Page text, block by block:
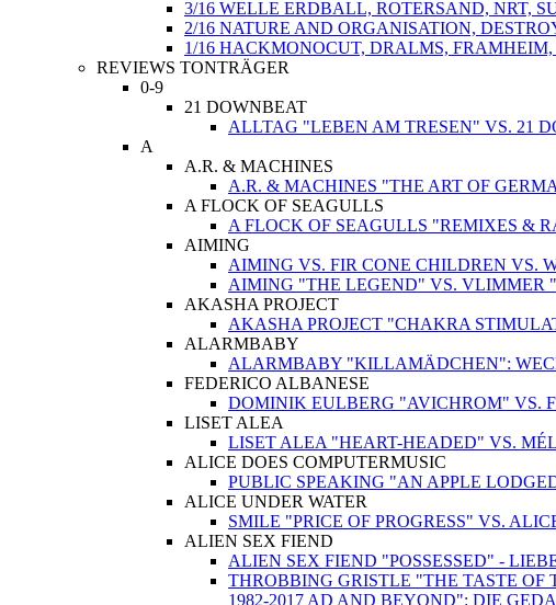
3/16 WELLE ERDBALL, ROTERSAND, NRT,
2/16 NATURE AND ORGANISATION,
1/16 HACKMONOCUT, DRALMS,
REVIEWS TONTRÄGER
0-9
21 DOWNBEAT
ALLTAG "LEBEN AM TRESEN" VS. 21
A
A.R. & MACHINES
A.R. & MACHINES "THE ART OF
A FLOCK OF SEAGULLS
A FLOCK OF SEAGULLS "REMIXES &
AIMING
AIMING VS. FIR CONE CHILDREN VS.
AIMING "THE LEGEND" VS. VLIMMER
AKASHA PROJECT
AKASHA PROJECT "CHAKRA
ALARMBABY
ALARMBABY "KILLAMÄDCHEN":
FEDERICO ALBANESE
DOMINIK EULBERG "AVICHROM" VS.
LISET ALEA
LISET ALEA "HEART-HEADED" VS.
ALICE DOES COMPUTERMUSIC
PUBLIC SPEAKING "AN APPLE
ALICE UNDER WATER
SMILE "PRICE OF PROGRESS" VS.
ALIEN SEX FIEND
ALIEN SEX FIEND "POSSESSED" -
THROBBING GRISTLE "THE TASTE OF
1982-2017 AD AND BEYOND": DIE